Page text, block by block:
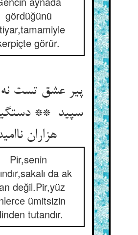
gördüğünü
görür.
پیر عشق تست
سپید **
هزاران ناامید
Pir,senin
da ak
değil.Pir,yüz
ümitsizin
tutandır.